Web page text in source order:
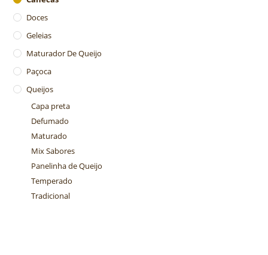
Doces
Geleias
Maturador De Queijo
Paçoca
Queijos
Capa preta
Defumado
Maturado
Mix Sabores
Panelinha de Queijo
Temperado
Tradicional